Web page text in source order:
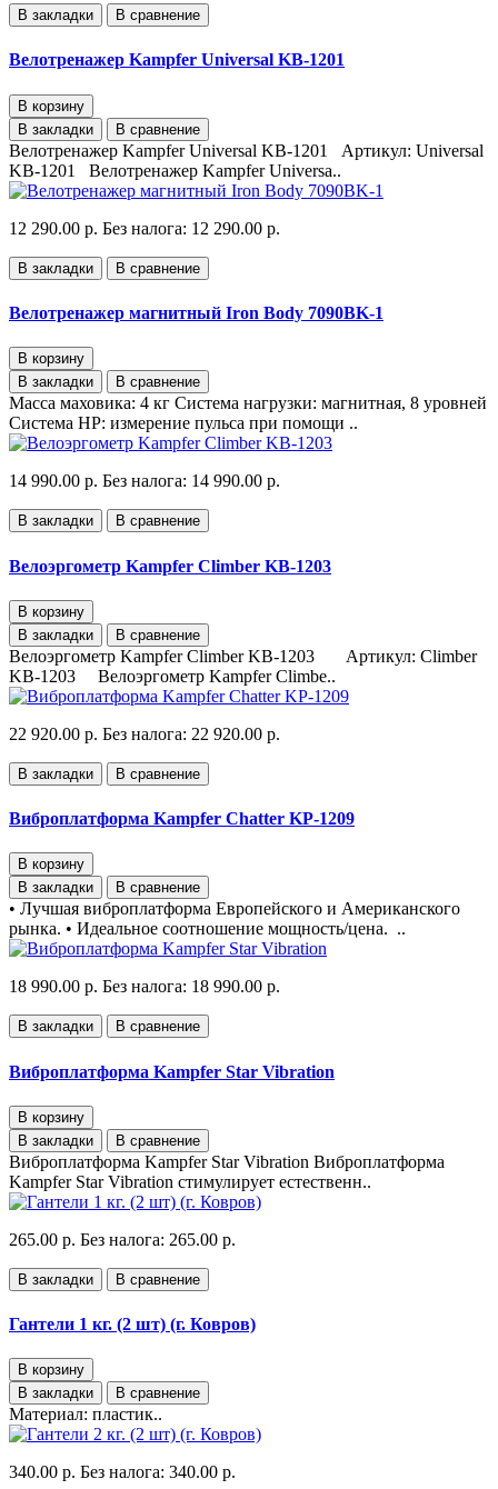
В закладки В сравнение
Велотренажер Kampfer Universal KB-1201
В корзину
В закладки
В сравнение
Велотренажер Kampfer Universal KB-1201 Артикул: Universal
KB-1201 Велотренажер Kampfer Universa..
12 290.00 р. Без налога: 12 290.00 р.
В закладки В сравнение
Велотренажер магнитный Iron Body 7090BK-1
В корзину
В закладки
В сравнение
Масса маховика: 4 кг Система нагрузки: магнитная, 8 уровней
Система HP: измерение пульса при помощи ..
14 990.00 р. Без налога: 14 990.00 р.
В закладки В сравнение
Велоэргометр Kampfer Climber KB-1203
В корзину
В закладки
В сравнение
Велоэргометр Kampfer Climber KB-1203 Артикул: Climber
KB-1203 Велоэргометр Kampfer Climbe..
22 920.00 р. Без налога: 22 920.00 р.
В закладки В сравнение
Виброплатформа Kampfer Chatter KP-1209
В корзину
В закладки
В сравнение
• Лучшая виброплатформа Европейского и Американского
рынка. • Идеальное соотношение мощность/цена. ..
18 990.00 р. Без налога: 18 990.00 р.
В закладки В сравнение
Виброплатформа Kampfer Star Vibration
В корзину
В закладки
В сравнение
Виброплатформа Kampfer Star Vibration Виброплатформа
Kampfer Star Vibration стимулирует естественн..
265.00 р. Без налога: 265.00 р.
В закладки В сравнение
Гантели 1 кг. (2 шт) (г. Ковров)
В корзину
В закладки
В сравнение
Материал: пластик..
340.00 р. Без налога: 340.00 р.